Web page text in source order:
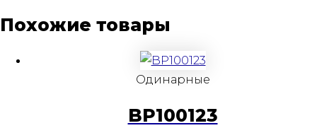
Похожие товары
Одинарные
BP100123